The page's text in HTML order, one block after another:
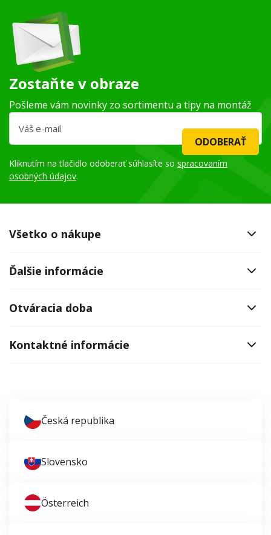
Zostaňte v obraze
Pošleme vám novinky zo sortimentu a tipy na montáž
ODOBERAŤ
Kliknutím na tlačidlo odoberať súhlasíte so spracovaním
osobných údajov.
Všetko o nákupe
Ďalšie informácie
Otváracia doba
Kontaktné informácie
Česká republika
Slovensko
Österreich